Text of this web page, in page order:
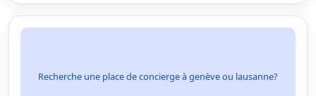
Recherche une place de concierge à genève ou lausanne?